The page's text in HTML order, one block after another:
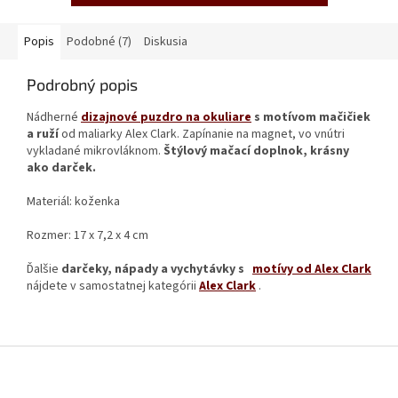
Popis Podobné (7) Diskusia
Podrobný popis
Nádherné dizajnové puzdro na okuliare s motívom mačičiek
a ružíod maliarky Alex Clark. Zapínanie na magnet, vo vnútri
vykladané mikrovláknom. Štýlový mačací doplnok, krásny
ako darček.
Materiál: koženka
Rozmer: 17 x 7,2 x 4 cm
Ďalšie darčeky, nápady a vychytávky s motívy od Alex Clark
nájdete v samostatnej kategórii Alex Clark .